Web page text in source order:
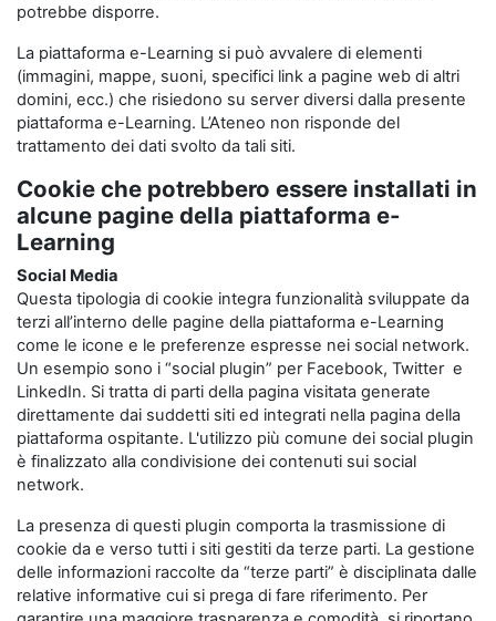
potrebbe disporre.
La piattaforma e-Learning si può avvalere di elementi
(immagini, mappe, suoni, specifici link a pagine web di altri
domini, ecc.) che risiedono su server diversi dalla presente
piattaforma e-Learning. L’Ateneo non risponde del
trattamento dei dati svolto da tali siti.
Cookie che potrebbero essere installati in
alcune pagine della piattaforma e-
Learning
Social Media
Questa tipologia di cookie integra funzionalità sviluppate da
terzi all’interno delle pagine della piattaforma e-Learning
come le icone e le preferenze espresse nei social network.
Un esempio sono i “social plugin” per Facebook, Twitter e
LinkedIn. Si tratta di parti della pagina visitata generate
direttamente dai suddetti siti ed integrati nella pagina della
piattaforma ospitante. L'utilizzo più comune dei social plugin
è finalizzato alla condivisione dei contenuti sui social
network.
La presenza di questi plugin comporta la trasmissione di
cookie da e verso tutti i siti gestiti da terze parti. La gestione
delle informazioni raccolte da “terze parti” è disciplinata dalle
relative informative cui si prega di fare riferimento. Per